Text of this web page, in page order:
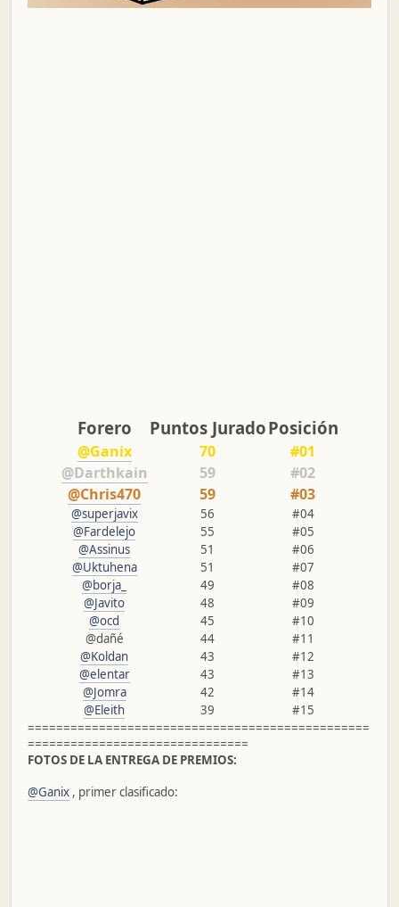
Forero Puntos JuradoPosición
@Ganix 70
#01
@Darthkain
59
#02
@Chris470
59 #03
@superjavix 56
#04
@Fardelejo
55
#05
@Assinus
51
#06
@Uktuhena
51
#07
@borja_
49
#08
@Javito
48
#09
@ocd
45
#10
@dañé
44
#11
@Koldan
43
#12
@elentar
43
#13
@Jomra
42
#14
@Eleith
39
#15
================================================
===============================
FOTOS DE LA ENTREGA DE PREMIOS:
@Ganix , primer clasificado: